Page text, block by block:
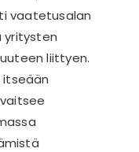
vaatetusalan
yritysten
liittyen.
itseään